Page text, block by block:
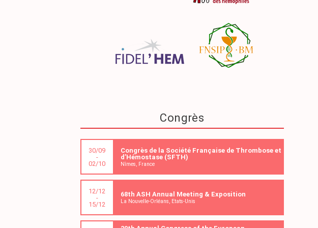
Congrès
30/09
-
02/10
Congrès de la Société Française de Thrombose et
d’Hémostase (SFTH)
Nîmes, France
12/12
-
15/12
68th ASH Annual Meeting & Exposition
La Nouvelle-Orléans, Etats-Unis